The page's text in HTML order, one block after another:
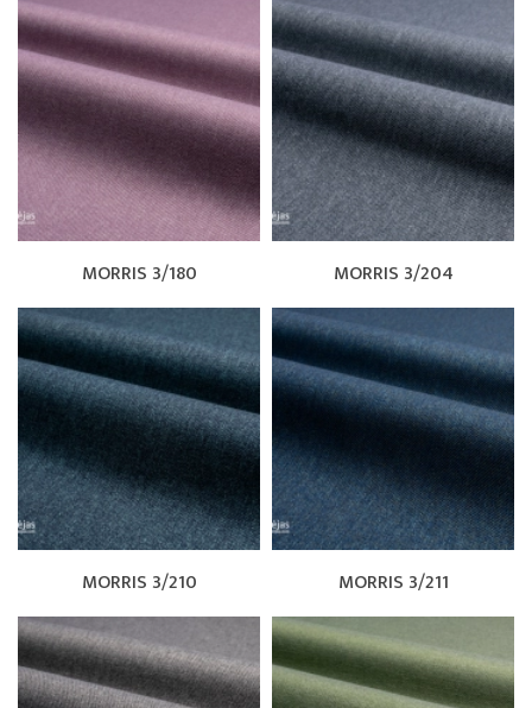
MORRIS 3/180 MORRIS 3/204
MORRIS 3/210 MORRIS 3/211